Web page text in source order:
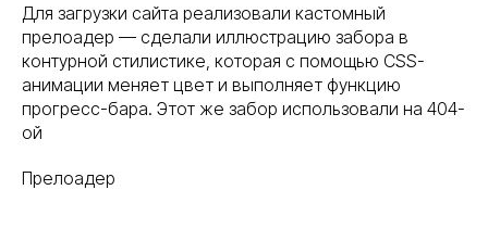
Для загрузки сайта реализовали кастомный
прелоадер — сделали иллюстрацию забора в
контурной стилистике, которая с помощью CSS-
анимации меняет цвет и выполняет функцию
прогресс-бара. Этот же забор использовали на 404-
ой
Прелоадер